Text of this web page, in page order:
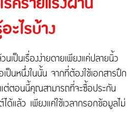
นอก
ง
ะไรบ้าง
นเป็นเรื่องง่ายดายเพียงแค่ปลายนิ้ว
นหนึ่งในนั้น จากที่ต้องใช้เอกสารปึก
ตอนนี้คุณสามารถที่จะซื้อประกัน
ด้แล้ว เพียงแค่ใช้เวลากรอกข้อมูลไม่